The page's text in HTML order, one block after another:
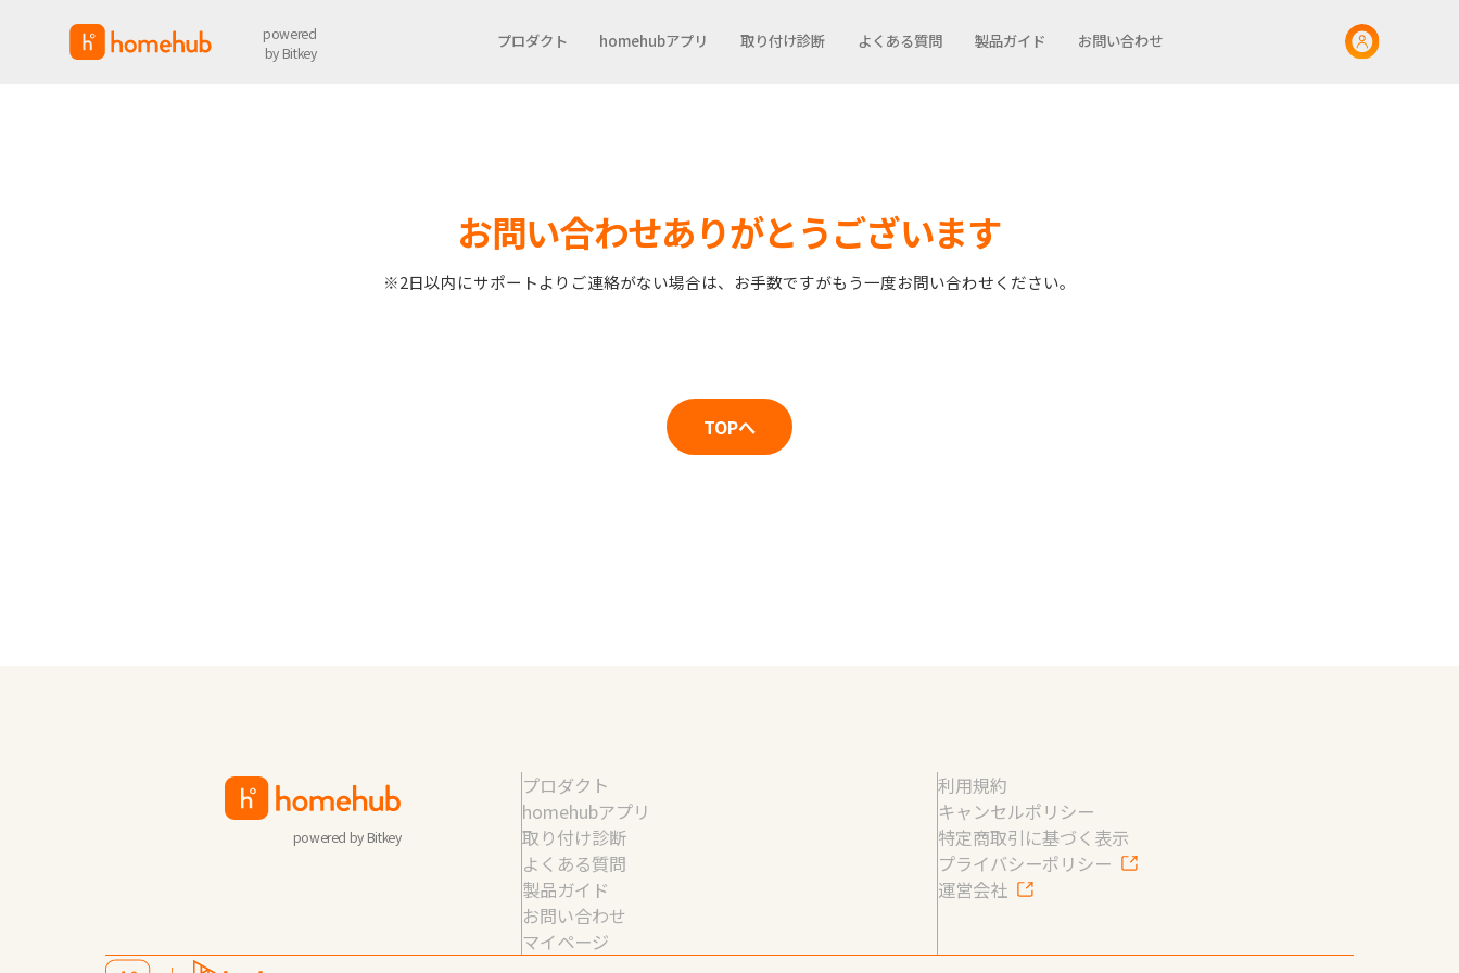
powered
by Bitkey
プロダクト homehubアプリ 取り付け診断 よくある質問 製品ガイド お問い合わせ
お問い合わせありがとうございます
※2日以内にサポートよりご連絡がない場合は、お手数ですがもう一度お問い合わせください。
TOPへ
powered by Bitkey
プロダクト
homehubアプリ
取り付け診断
よくある質問
製品ガイド
お問い合わせ
マイページ
利用規約
キャンセルポリシー
特定商取引に基づく表示
プライバシーポリシー
運営会社